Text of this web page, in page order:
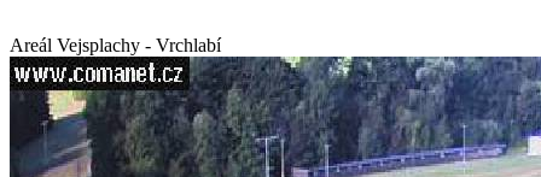
Areál Vejsplachy - Vrchlabí